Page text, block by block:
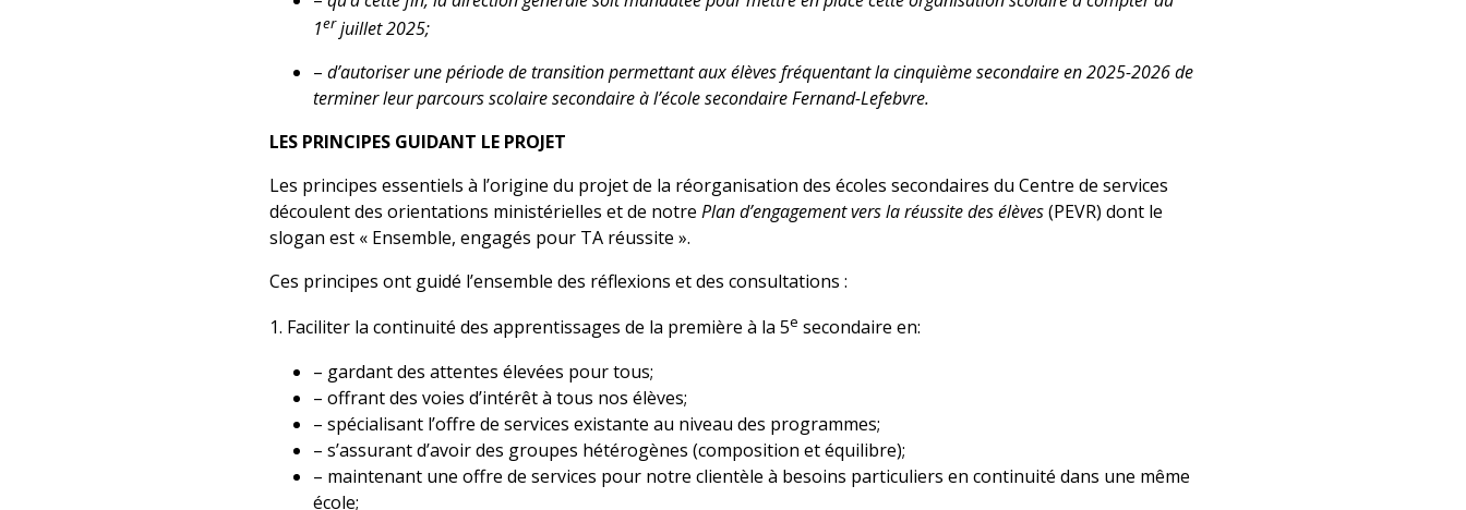
1erjuillet 2025;
– d’autoriser une période de transition permettant aux élèves fréquentant la cinquième secondaire en 2025-2026 de
terminer leur parcours scolaire secondaire à l’école secondaire Fernand-Lefebvre.
LES PRINCIPES GUIDANT LE PROJET
Les principes essentiels à l’origine du projet de la réorganisation des écoles secondaires du Centre de services
découlent des orientations ministérielles et de notre Plan d’engagement vers la réussite des élèves(PEVR) dont le
slogan est « Ensemble, engagés pour TA réussite ».
Ces principes ont guidé l’ensemble des réflexions et des consultations :
1. Faciliter la continuité des apprentissages de la première à la 5e secondaire en:
– gardant des attentes élevées pour tous;
– offrant des voies d’intérêt à tous nos élèves;
– spécialisant l’offre de services existante au niveau des programmes;
– s’assurant d’avoir des groupes hétérogènes (composition et équilibre);
– maintenant une offre de services pour notre clientèle à besoins particuliers en continuité dans une même
école;